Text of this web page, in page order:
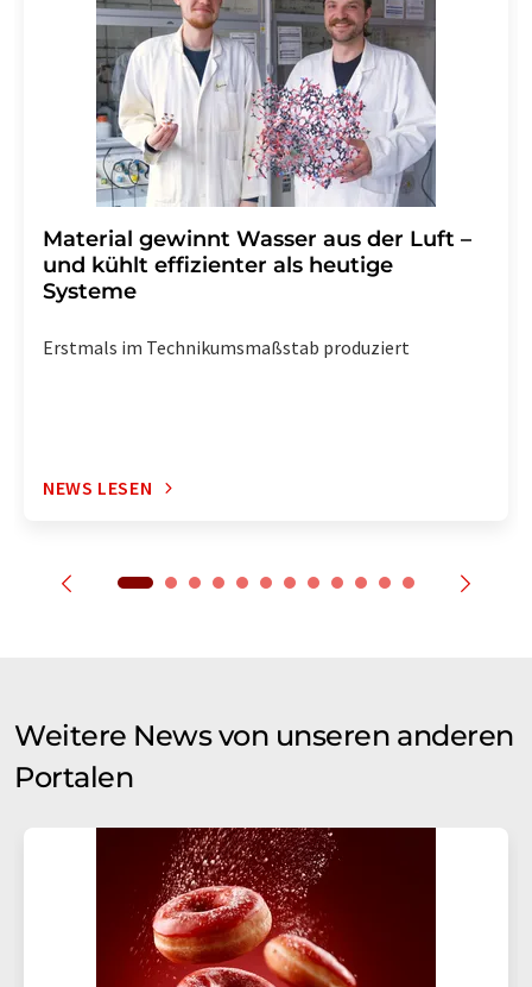
widerrufen. Zudem ist in jeder E-Mail ein Link zur
Abbestellung des entsprechenden Newsletters
enthalten.
Material gewinnt Wasser aus der Luft –
und kühlt effizienter als heutige
Systeme
Erstmals im Technikumsmaßstab produziert
NEWS LESEN
Weitere News von unseren anderen
Portalen